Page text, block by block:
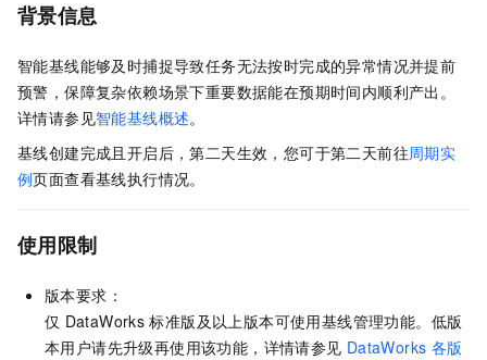
背景信息
智能基线能够及时捕捉导致任务无法按时完成的异常情况并提前
预警，保障复杂依赖场景下重要数据能在预期时间内顺利产出。
详情请参见智能基线概述。
基线创建完成且开启后，第二天生效，您可于第二天前往周期实
例页面查看基线执行情况。
使用限制
版本要求：
仅 DataWorks 标准版及以上版本可使用基线管理功能。低版
本用户请先升级再使用该功能，详情请参见 DataWorks 各版